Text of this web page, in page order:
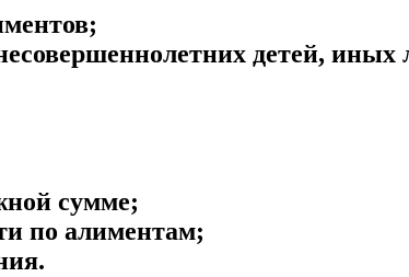
детей,
сумме;
по алиментам;